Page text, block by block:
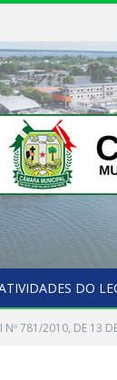
DO
Nº 781/2010, DE 13